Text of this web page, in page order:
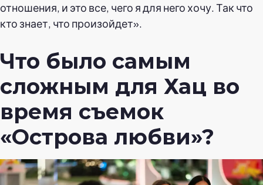
отношения, и это все, чего я для него хочу. Так что
кто знает, что произойдет».
Что было самым
сложным для Хац во
время съемок
«Острова любви»?